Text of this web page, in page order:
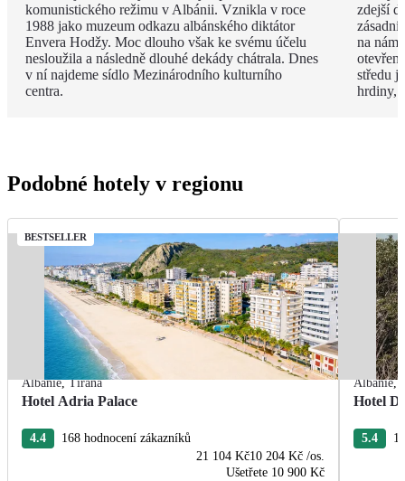
komunistického režimu v Albánii. Vznikla v roce
1988 jako muzeum odkazu albánského diktátor
Envera Hodžy. Moc dlouho však ke svému účelu
nesloužila a následně dlouhé dekády chátrala. Dnes
v ní najdeme sídlo Mezinárodního kulturního
centra.
zdejší
na
středu
hrdiny,
Podobné hotely v regionu
BESTSELLER
Albánie,Tirana
Hotel Adria Palace
4.4
168 hodnocení zákazníků
21 104 Kč10 204 Kč /os.
Ušetřete 10 900 Kč
Albánie,
Hotel
5.4